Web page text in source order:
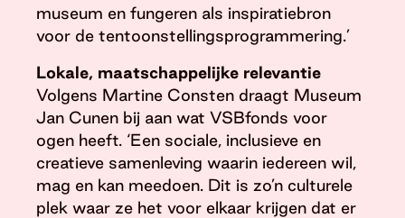
museum en fungeren als inspiratiebron
voor de tentoonstellingsprogrammering.’
Lokale, maatschappelijke relevantie
Volgens Martine Consten draagt Museum
Jan Cunen bij aan wat VSBfonds voor
ogen heeft. ‘Een sociale, inclusieve en
creatieve samenleving waarin iedereen wil,
mag en kan meedoen. Dit is zo’n culturele
plek waar ze het voor elkaar krijgen dat er